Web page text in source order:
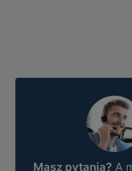
Masz pytania? A